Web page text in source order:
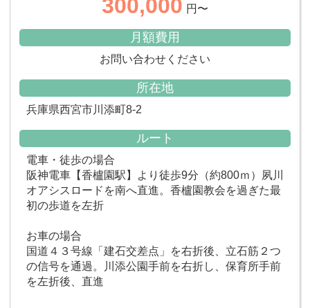
300,000 円〜
月額費用
お問い合わせください
所在地
兵庫県西宮市川添町8-2
ルート
電車・徒歩の場合
阪神電車【香櫨園駅】より徒歩9分（約800ｍ）夙川
オアシスロードを南へ直進。香櫨園教会を過ぎた最
初の歩道を左折
お車の場合
国道４３号線「建石交差点」を右折後、立石筋２つ
の信号を通過。川添公園手前を右折し、保育所手前
を左折後、直進